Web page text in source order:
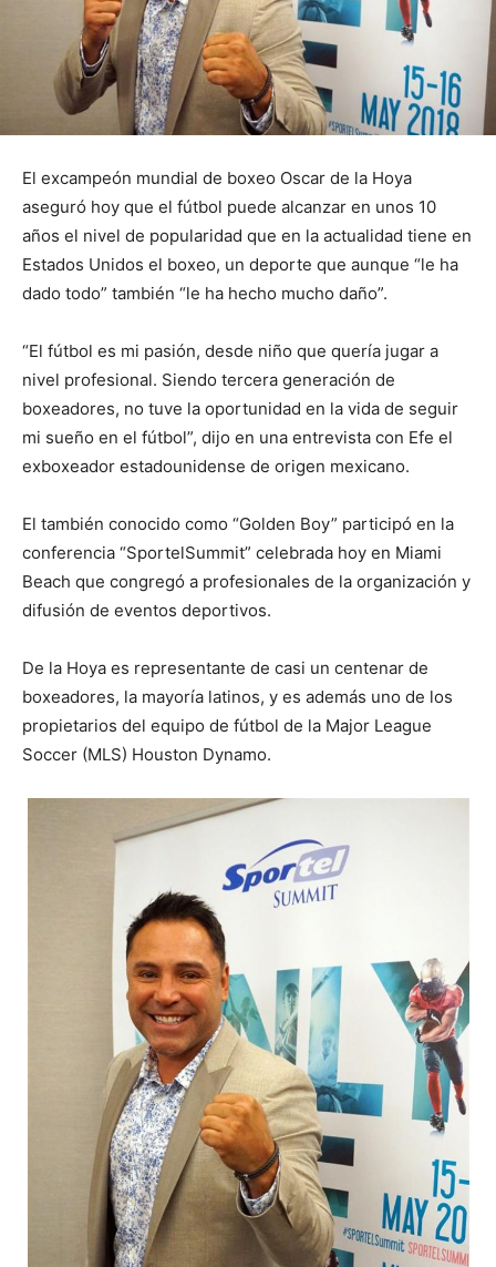
El excampeón mundial de boxeo Oscar de la Hoya
aseguró hoy que el fútbol puede alcanzar en unos 10
años el nivel de popularidad que en la actualidad tiene en
Estados Unidos el boxeo, un deporte que aunque “le ha
dado todo” también “le ha hecho mucho daño”.
“El fútbol es mi pasión, desde niño que quería jugar a
nivel profesional. Siendo tercera generación de
boxeadores, no tuve la oportunidad en la vida de seguir
mi sueño en el fútbol”, dijo en una entrevista con Efe el
exboxeador estadounidense de origen mexicano.
El también conocido como “Golden Boy” participó en la
conferencia “SportelSummit” celebrada hoy en Miami
Beach que congregó a profesionales de la organización y
difusión de eventos deportivos.
De la Hoya es representante de casi un centenar de
boxeadores, la mayoría latinos, y es además uno de los
propietarios del equipo de fútbol de la Major League
Soccer (MLS) Houston Dynamo.